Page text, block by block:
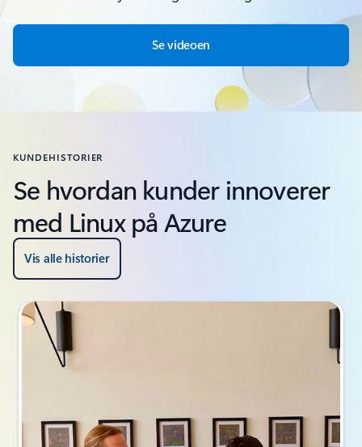
Se videoen
KUNDEHISTORIER
Se hvordan kunder innoverer
med Linux på Azure
Vis alle historier
Lysbildeindikator {0} {1}